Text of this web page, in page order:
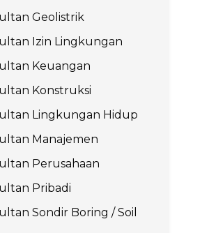
Geolistrik
Izin Lingkungan
Keuangan
Konstruksi
Lingkungan Hidup
Manajemen
Perusahaan
Pribadi
Sondir Boring / Soil